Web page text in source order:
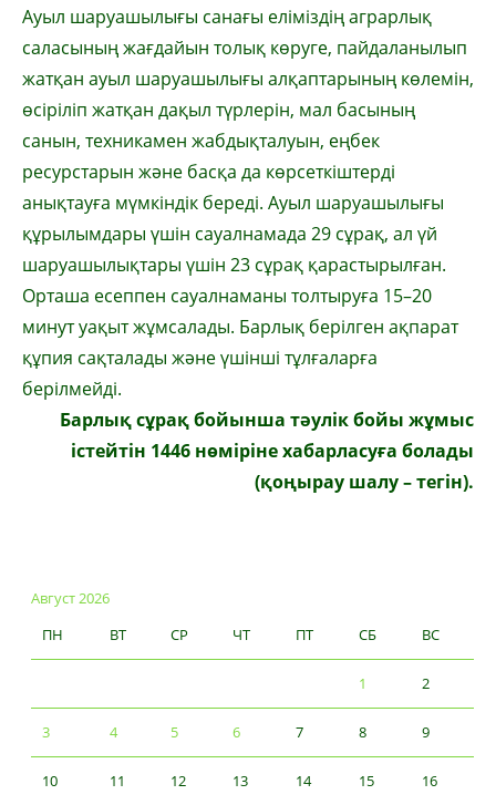
Ауыл шаруашылығы санағы еліміздің аграрлық
саласының жағдайын толық көруге, пайдаланылып
жатқан ауыл шаруашылығы алқаптарының көлемін,
өсіріліп жатқан дақыл түрлерін, мал басының
санын, техникамен жабдықталуын, еңбек
ресурстарын және басқа да көрсеткіштерді
анықтауға мүмкіндік береді. Ауыл шаруашылығы
құрылымдары үшін сауалнамада 29 сұрақ, ал үй
шаруашылықтары үшін 23 сұрақ қарастырылған.
Орташа есеппен сауалнаманы толтыруға 15–20
минут уақыт жұмсалады. Барлық берілген ақпарат
құпия сақталады және үшінші тұлғаларға
берілмейді.
Барлық сұрақ бойынша тәулік бойы жұмыс
істейтін 1446 нөміріне хабарласуға болады
(қоңырау шалу – тегін).
Август 2026
ПН
ВТ СР ЧТ ПТ СБ ВС
1 2
3 4 5 6 7 8 9
10 11 12 13 14 15 16